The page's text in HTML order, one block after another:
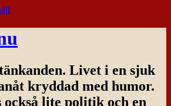
Livet i en sjuk
kryddad med humor.
lite politik och en